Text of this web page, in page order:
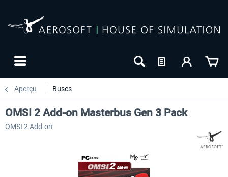
Aperçu Buses
OMSI 2 Add-on Masterbus Gen 3 Pack
OMSI 2 Add-on